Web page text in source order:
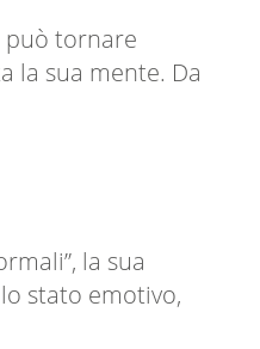
può tornare
la sua mente. Da
la sua
stato emotivo,